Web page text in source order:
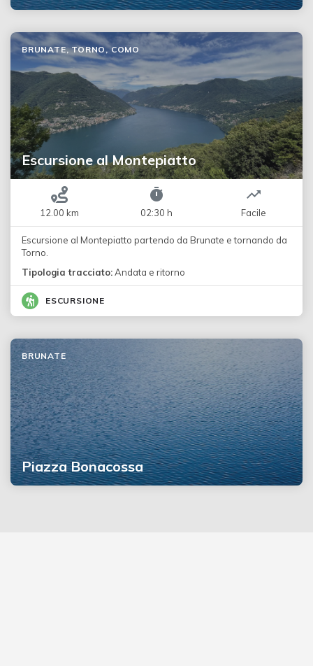
Escursione al Montepiatto
BRUNATE, TORNO, COMO
12.00 km 02:30 h Facile
Escursione al Montepiatto partendo da Brunate e tornando da
Torno.
Tipologia tracciato:Andata e ritorno
ESCURSIONE
Piazza Bonacossa
BRUNATE